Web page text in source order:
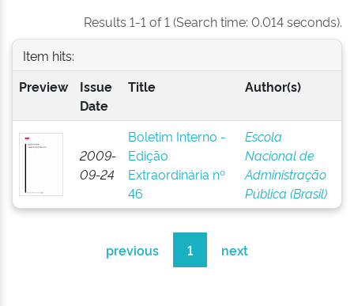
Results 1-1 of 1 (Search time: 0.014 seconds).
Item hits:
Preview
Issue
Date
Title Author(s)
2009-
09-24
Boletim Interno -
Edição
Extraordinária nº
46
Escola
Nacional de
Administração
Pública (Brasil)
previous 1 next